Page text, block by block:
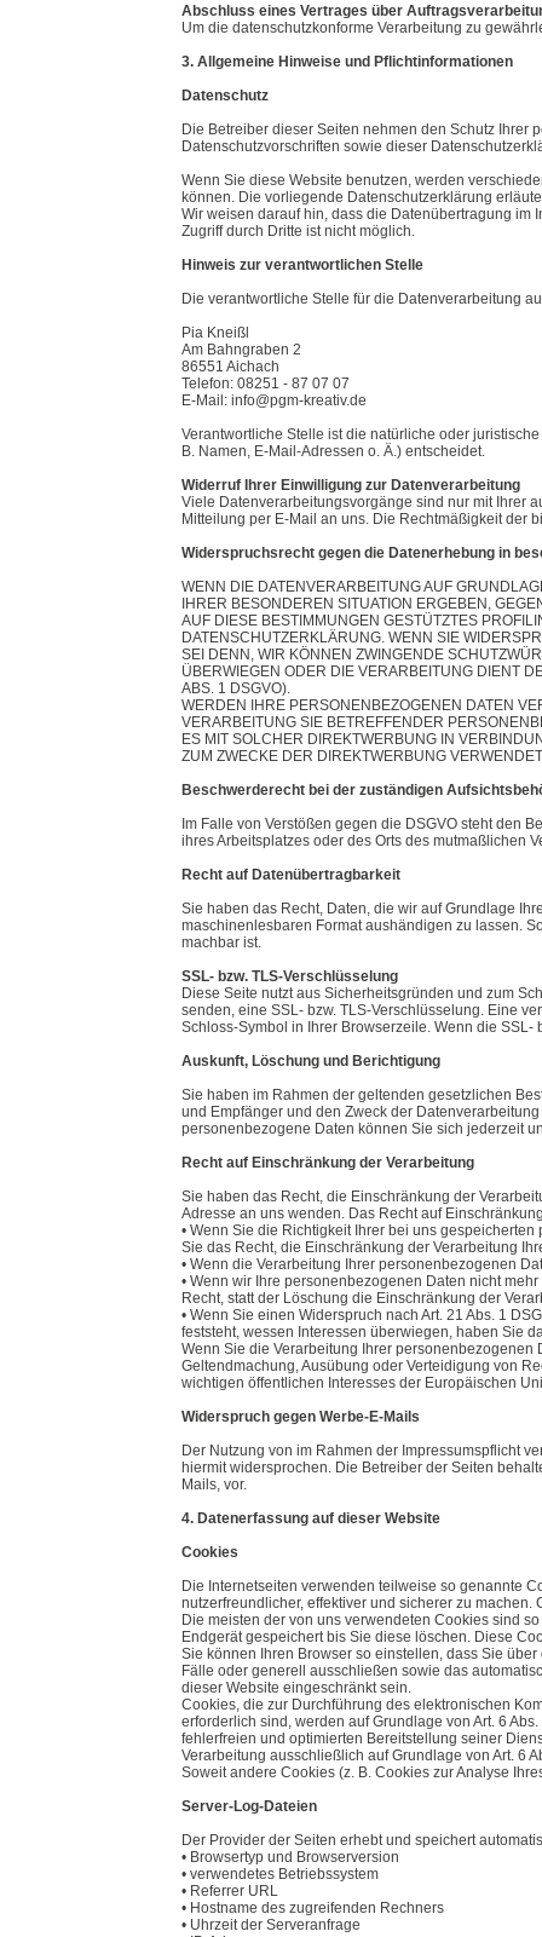
Abschluss eines Vertrages über
Um die datenschutzkonforme Verarbeitung zu
3. Allgemeine Hinweise und Pflichtinformationen
Datenschutz
Die Betreiber dieser Seiten nehmen den Schutz
Datenschutzvorschriften sowie dieser
Wenn Sie diese Website benutzen, werden
können. Die vorliegende Datenschutzerklärung
Wir weisen darauf hin, dass die Datenübertragung im
Zugriff durch Dritte ist nicht möglich.
Hinweis zur verantwortlichen Stelle
Die verantwortliche Stelle für die Datenverarbeitung
Pia Kneißl
Am Bahngraben 2
86551 Aichach
Telefon: 08251 - 87 07 07
E-Mail: info@pgm-kreativ.de
Verantwortliche Stelle ist die natürliche oder
B. Namen, E-Mail-Adressen o. Ä.) entscheidet.
Widerruf Ihrer Einwilligung zur Datenverarbeitung
Viele Datenverarbeitungsvorgänge sind nur mit Ihrer
Mitteilung per E-Mail an uns. Die Rechtmäßigkeit der
Widerspruchsrecht gegen die Datenerhebung in
WENN DIE DATENVERARBEITUNG AUF
IHRER BESONDEREN SITUATION ERGEBEN,
AUF DIESE BESTIMMUNGEN GESTÜTZTES
DATENSCHUTZERKLÄRUNG. WENN SIE
SEI DENN, WIR KÖNNEN ZWINGENDE
ÜBERWIEGEN ODER DIE VERARBEITUNG DIENT
ABS. 1 DSGVO).
WERDEN IHRE PERSONENBEZOGENEN DATEN
VERARBEITUNG SIE BETREFFENDER
ES MIT SOLCHER DIREKTWERBUNG IN
ZUM ZWECKE DER DIREKTWERBUNG
Beschwerderecht bei der zuständigen
Im Falle von Verstößen gegen die DSGVO steht den
ihres Arbeitsplatzes oder des Orts des mutmaßlichen
Recht auf Datenübertragbarkeit
Sie haben das Recht, Daten, die wir auf Grundlage
maschinenlesbaren Format aushändigen zu lassen.
machbar ist.
SSL- bzw. TLS-Verschlüsselung
Diese Seite nutzt aus Sicherheitsgründen und zum
senden, eine SSL- bzw. TLS-Verschlüsselung. Eine
Schloss-Symbol in Ihrer Browserzeile. Wenn die
Auskunft, Löschung und Berichtigung
Sie haben im Rahmen der geltenden gesetzlichen
und Empfänger und den Zweck der
personenbezogene Daten können Sie sich jederzeit
Recht auf Einschränkung der Verarbeitung
Sie haben das Recht, die Einschränkung der
Adresse an uns wenden. Das Recht auf
• Wenn Sie die Richtigkeit Ihrer bei uns
Sie das Recht, die Einschränkung der Verarbeitung
• Wenn die Verarbeitung Ihrer personenbezogenen
• Wenn wir Ihre personenbezogenen Daten nicht
Recht, statt der Löschung die Einschränkung der
• Wenn Sie einen Widerspruch nach Art. 21 Abs. 1
feststeht, wessen Interessen überwiegen, haben Sie
Wenn Sie die Verarbeitung Ihrer
Geltendmachung, Ausübung oder Verteidigung von
wichtigen öffentlichen Interesses der Europäischen
Widerspruch gegen Werbe-E-Mails
Der Nutzung von im Rahmen der Impressumspflicht
hiermit widersprochen. Die Betreiber der Seiten
Mails, vor.
4. Datenerfassung auf dieser Website
Cookies
Die Internetseiten verwenden teilweise so genannte
nutzerfreundlicher, effektiver und sicherer zu
Die meisten der von uns verwendeten Cookies sind
Endgerät gespeichert bis Sie diese löschen. Diese
Sie können Ihren Browser so einstellen, dass Sie
Fälle oder generell ausschließen sowie das
dieser Website eingeschränkt sein.
Cookies, die zur Durchführung des elektronischen
erforderlich sind, werden auf Grundlage von Art. 6
fehlerfreien und optimierten Bereitstellung seiner
Verarbeitung ausschließlich auf Grundlage von Art. 6
Soweit andere Cookies (z. B. Cookies zur Analyse
Server-Log-Dateien
Der Provider der Seiten erhebt und speichert
• Browsertyp und Browserversion
• verwendetes Betriebssystem
• Referrer URL
• Hostname des zugreifenden Rechners
• Uhrzeit der Serveranfrage